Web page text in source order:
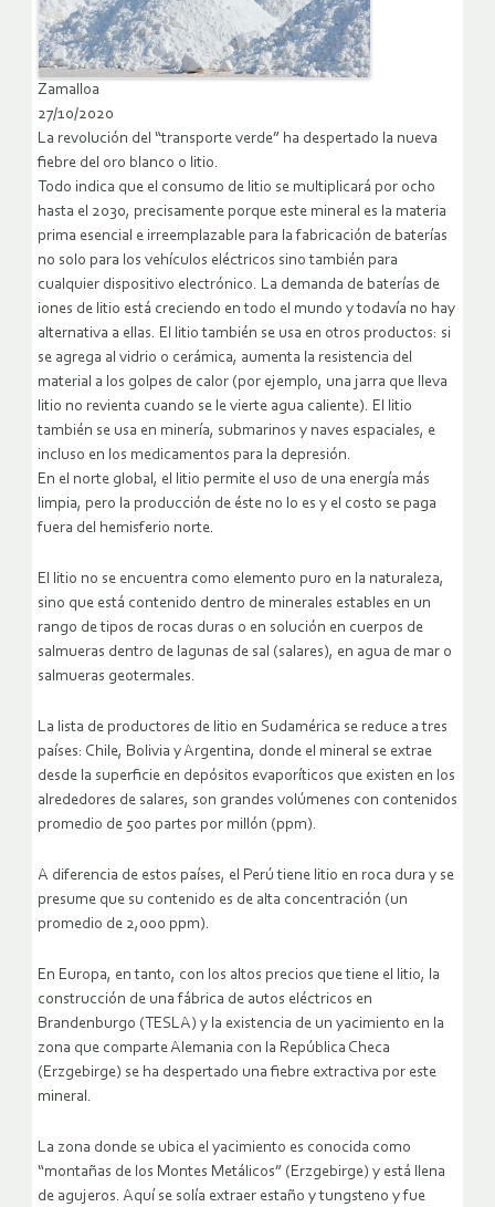
Zamalloa
27/10/2020
La revolución del “transporte verde” ha despertado la nueva
fiebre del oro blanco o litio.
Todo indica que el consumo de litio se multiplicará por ocho
hasta el 2030, precisamente porque este mineral es la materia
prima esencial e irreemplazable para la fabricación de baterías
no solo para los vehículos eléctricos sino también para
cualquier dispositivo electrónico. La demanda de baterías de
iones de litio está creciendo en todo el mundo y todavía no hay
alternativa a ellas. El litio también se usa en otros productos: si
se agrega al vidrio o cerámica, aumenta la resistencia del
material a los golpes de calor (por ejemplo, una jarra que lleva
litio no revienta cuando se le vierte agua caliente). El litio
también se usa en minería, submarinos y naves espaciales, e
incluso en los medicamentos para la depresión.
En el norte global, el litio permite el uso de una energía más
limpia, pero la producción de éste no lo es y el costo se paga
fuera del hemisferio norte.
El litio no se encuentra como elemento puro en la naturaleza,
sino que está contenido dentro de minerales estables en un
rango de tipos de rocas duras o en solución en cuerpos de
salmueras dentro de lagunas de sal (salares), en agua de mar o
salmueras geotermales.
La lista de productores de litio en Sudamérica se reduce a tres
países: Chile, Bolivia y Argentina, donde el mineral se extrae
desde la superficie en depósitos evaporíticos que existen en los
alrededores de salares, son grandes volúmenes con contenidos
promedio de 500 partes por millón (ppm).
A diferencia de estos países, el Perú tiene litio en roca dura y se
presume que su contenido es de alta concentración (un
promedio de 2,000 ppm).
En Europa, en tanto, con los altos precios que tiene el litio, la
construcción de una fábrica de autos eléctricos en
Brandenburgo (TESLA) y la existencia de un yacimiento en la
zona que comparte Alemania con la República Checa
(Erzgebirge) se ha despertado una fiebre extractiva por este
mineral.
La zona donde se ubica el yacimiento es conocida como
“montañas de los Montes Metálicos” (Erzgebirge) y está llena
de agujeros. Aquí se solía extraer estaño y tungsteno y fue